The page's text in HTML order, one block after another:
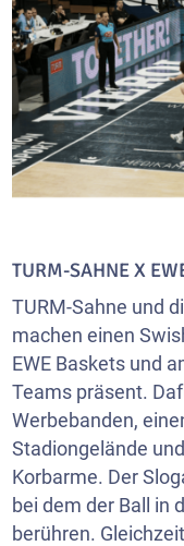
TURM-SAHNE X
TURM-Sahne und
machen einen
EWE Baskets und
Teams präsent.
Werbebanden,
Stadiongelände
Korbarme. Der
bei dem der Ball in
berühren.